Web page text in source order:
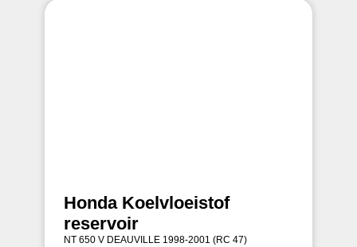
Honda Koelvloeistof
reservoir
NT 650 V DEAUVILLE 1998-2001 (RC 47)